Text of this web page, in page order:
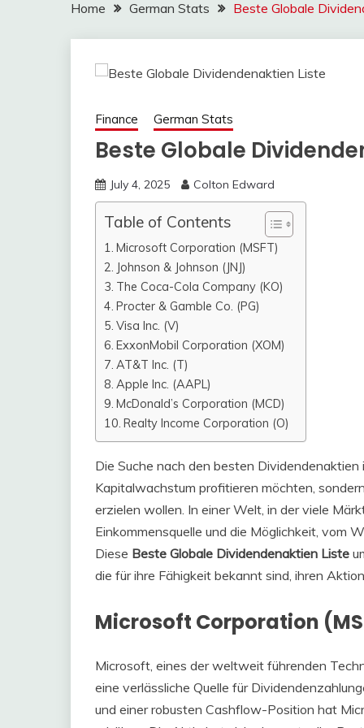
Home German Stats Beste Globale
Finance German Stats
Beste Globale
July 4, 2025 Colton Edward
Table of Contents
Microsoft Corporation (MSFT)
Johnson & Johnson (JNJ)
The Coca-Cola Company (KO)
Procter & Gamble Co. (PG)
Visa Inc. (V)
ExxonMobil Corporation (XOM)
AT&T Inc. (T)
Apple Inc. (AAPL)
McDonald’s Corporation (MCD)
Realty Income Corporation (O)
Die Suche nach den besten
Kapitalwachstum profitieren möchten,
erzielen wollen. In einer Welt, in der viele
Einkommensquelle und die Möglichkeit, vom
Diese Beste Globale Dividendenaktien Liste
die für ihre Fähigkeit bekannt sind, ihren
Microsoft Corporation
Microsoft, eines der weltweit führenden
eine verlässliche Quelle für
und einer robusten Cashflow-Position hat